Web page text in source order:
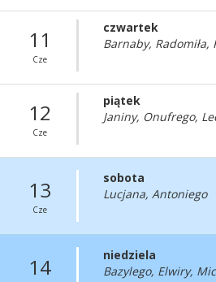
11
Cze
czwartek
Barnaby, Radomiła,
12
Cze
piątek
Janiny, Onufrego,
13
Cze
sobota
Lucjana, Antoniego
14
niedziela
Bazylego, Elwiry,